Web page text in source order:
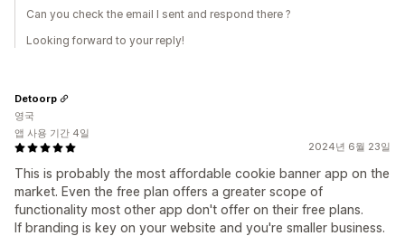
Can you check the email I sent and respond there ?
Looking forward to your reply!
2024년 6월 23일
This is probably the most affordable cookie banner app on the
market. Even the free plan offers a greater scope of
functionality most other app don't offer on their free plans.
If branding is key on your website and you're smaller business.
Detoorp
영국
앱 사용 기간 4일